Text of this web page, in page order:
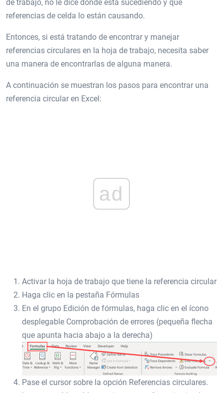
de trabajo, no le dice dónde está sucediendo y qué
referencias de celda lo están causando.
Entonces, si está tratando de encontrar y manejar
referencias circulares en la hoja de trabajo, necesita saber
una manera de encontrarlas de alguna manera.
A continuación se muestran los pasos para encontrar una
referencia circular en Excel:
ad
Activar la hoja de trabajo que tiene la referencia circular
Haga clic en la pestaña Fórmulas
En el grupo Edición de fórmulas, haga clic en el ícono
desplegable Comprobación de errores (pequeña flecha
que apunta hacia abajo a la derecha)
Pase el cursor sobre la opción Referencias circulares.